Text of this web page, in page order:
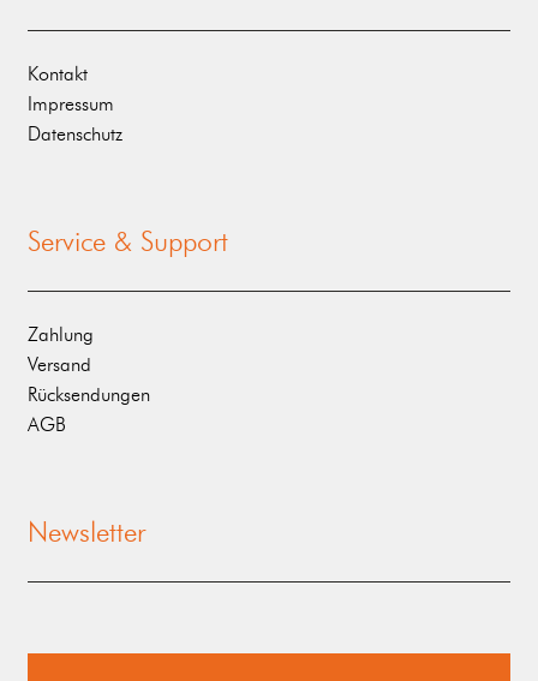
Kontakt
Impressum
Datenschutz
Service & Support
Zahlung
Versand
Rücksendungen
AGB
Newsletter